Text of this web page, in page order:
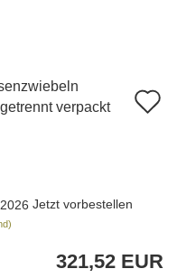
verpackt
Jetzt vorbestellen
321,52 EUR